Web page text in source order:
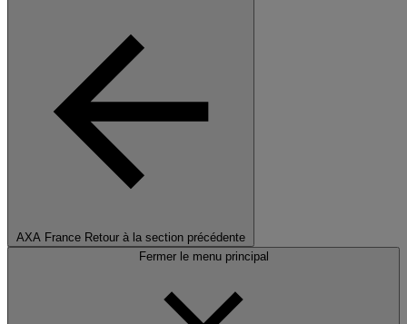
AXA France Retour à la section précédente
Fermer le menu principal